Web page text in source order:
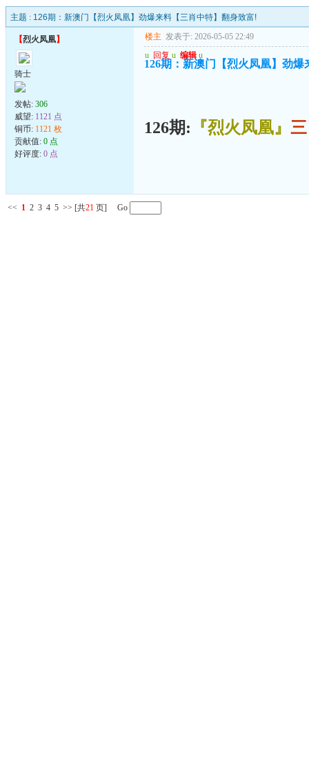
主题 : 126期：新澳门【烈火凤凰】劲爆来料【三肖中特】翻身致富!
【烈火凤凰】
骑士
发帖: 306
威望: 1121 点
铜币: 1121 枚
贡献值: 0 点
好评度: 0 点
楼主 发表于: 2026-05-05 22:49
u 回复 u 编辑 u
126期：新澳门【烈火凤凰】劲
126期: 『烈火凤凰』
<< 1 2 3 4 5 >> [共21 页] Go